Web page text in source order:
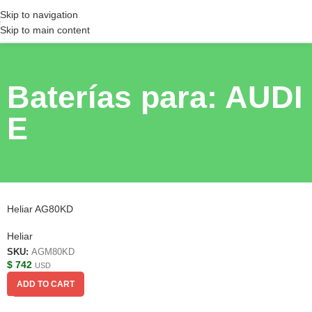
Skip to navigation
Skip to main content
Baterías para: AUDI
E
Heliar AG80KD
Heliar
SKU: AGM80KD
$ 742 USD
ADD TO CART